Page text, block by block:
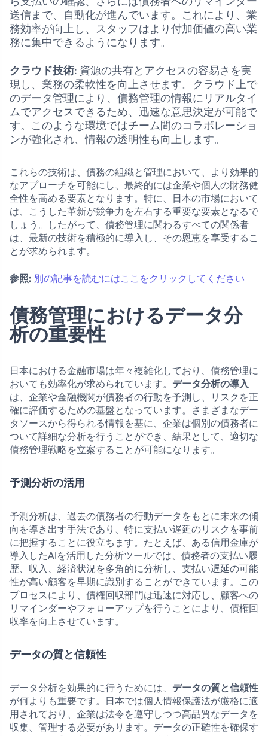
送信まで、自動化が進んでいます。これにより、業
務効率が向上し、スタッフはより付加価値の高い業
務に集中できるようになります。
クラウド技術: 資源の共有とアクセスの容易さを実
現し、業務の柔軟性を向上させます。クラウド上で
のデータ管理により、債務管理の情報にリアルタイ
ムでアクセスできるため、迅速な意思決定が可能で
す。このような環境ではチーム間のコラボレーショ
ンが強化され、情報の透明性も向上します。
これらの技術は、債務の組織と管理において、より効果的
なアプローチを可能にし、最終的には企業や個人の財務健
全性を高める要素となります。特に、日本の市場において
は、こうした革新が競争力を左右する重要な要素となるで
しょう。したがって、債務管理に関わるすべての関係者
は、最新の技術を積極的に導入し、その恩恵を享受するこ
とが求められます。
参照: 別の記事を読むにはここをクリックしてください
債務管理におけるデータ分
析の重要性
日本における金融市場は年々複雑化しており、債務管理に
おいても効率化が求められています。 データ分析の導入
は、企業や金融機関が債務者の行動を予測し、リスクを正
確に評価するための基盤となっています。さまざまなデー
タソースから得られる情報を基に、企業は個別の債務者に
ついて詳細な分析を行うことができ、結果として、適切な
債務管理戦略を立案することが可能になります。
予測分析の活用
予測分析は、過去の債務者の行動データをもとに未来の傾
向を導き出す手法であり、特に支払い遅延のリスクを事前
に把握することに役立ちます。たとえば、ある信用金庫が
導入したAIを活用した分析ツールでは、債務者の支払い履
歴、収入、経済状況を多角的に分析し、支払い遅延の可能
性が高い顧客を早期に識別することができています。この
プロセスにより、債権回収部門は迅速に対応し、顧客への
リマインダーやフォローアップを行うことにより、債権回
収率を向上させています。
データの質と信頼性
データ分析を効果的に行うためには、 データの質と信頼性
が何よりも重要です。日本では個人情報保護法が厳格に適
用されており、企業は法令を遵守しつつ高品質なデータを
収集、管理する必要があります。データの正確性を確保す